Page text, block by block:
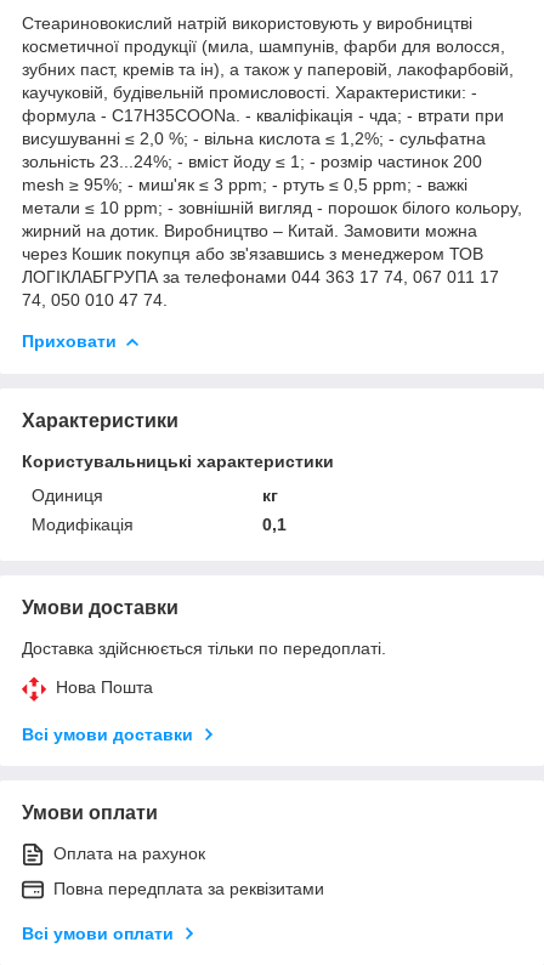
Стеариновокислий натрій використовують у виробництві
косметичної продукції (мила, шампунів, фарби для волосся,
зубних паст, кремів та ін), а також у паперовій, лакофарбовій,
каучуковій, будівельній промисловості. Характеристики: -
формула - C17H35COONa. - кваліфікація - чда; - втрати при
висушуванні ≤ 2,0 %; - вільна кислота ≤ 1,2%; - сульфатна
зольність 23...24%; - вміст йоду ≤ 1; - розмір частинок 200
mesh ≥ 95%; - миш'як ≤ 3 ppm; - ртуть ≤ 0,5 ppm; - важкі
метали ≤ 10 ppm; - зовнішній вигляд - порошок білого кольору,
жирний на дотик. Виробництво – Китай. Замовити можна
через Кошик покупця або зв'язавшись з менеджером ТОВ
ЛОГІКЛАБГРУПА за телефонами 044 363 17 74, 067 011 17
74, 050 010 47 74.
Приховати
Характеристики
Користувальницькі характеристики
Одиниця
кг
Модифікація
0,1
Умови доставки
Доставка здійснюється тільки по передоплаті.
Нова Пошта
Всі умови доставки
Умови оплати
Оплата на рахунок
Повна передплата за реквізитами
Всі умови оплати